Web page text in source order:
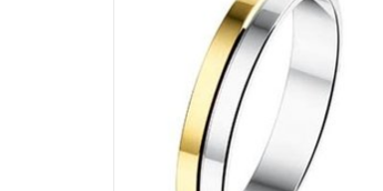
TOEVOEGEN AAN WINKELWAGEN